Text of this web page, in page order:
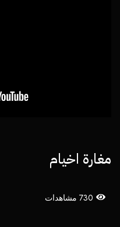
مغارة اخيام
730 مشاهدات